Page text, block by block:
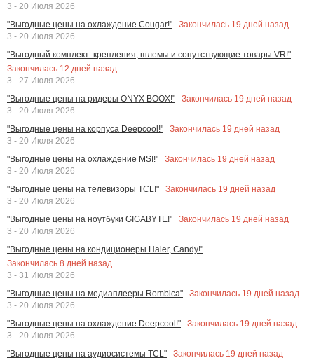
3 - 20 Июля 2026
"Выгодные цены на охлаждение Cougar!"
Закончилась 19 дней назад
3 - 20 Июля 2026
"Выгодный комплект: крепления, шлемы и сопутствующие товары VR!"
Закончилась 12 дней назад
3 - 27 Июля 2026
"Выгодные цены на ридеры ONYX BOOX!"
Закончилась 19 дней назад
3 - 20 Июля 2026
"Выгодные цены на корпуса Deepcool!"
Закончилась 19 дней назад
3 - 20 Июля 2026
"Выгодные цены на охлаждение MSI!"
Закончилась 19 дней назад
3 - 20 Июля 2026
"Выгодные цены на телевизоры TCL!"
Закончилась 19 дней назад
3 - 20 Июля 2026
"Выгодные цены на ноутбуки GIGABYTE!"
Закончилась 19 дней назад
3 - 20 Июля 2026
"Выгодные цены на кондиционеры Haier, Candy!"
Закончилась 8 дней назад
3 - 31 Июля 2026
"Выгодные цены на медиаплееры Rombica"
Закончилась 19 дней назад
3 - 20 Июля 2026
"Выгодные цены на охлаждение Deepcool!"
Закончилась 19 дней назад
3 - 20 Июля 2026
"Выгодные цены на аудиосистемы TCL"
Закончилась 19 дней назад